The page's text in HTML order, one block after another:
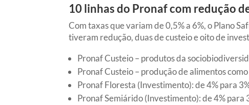
10 linhas do Pronaf com redução
Com taxas que variam de 0,5% a 6%, o Plano
tiveram redução, duas de custeio e oito de
Pronaf Custeio – produtos da
Pronaf Custeio – produção de alimentos
Pronaf Floresta (Investimento): de 4% para
Pronaf Semiárido (Investimento): de 4% para